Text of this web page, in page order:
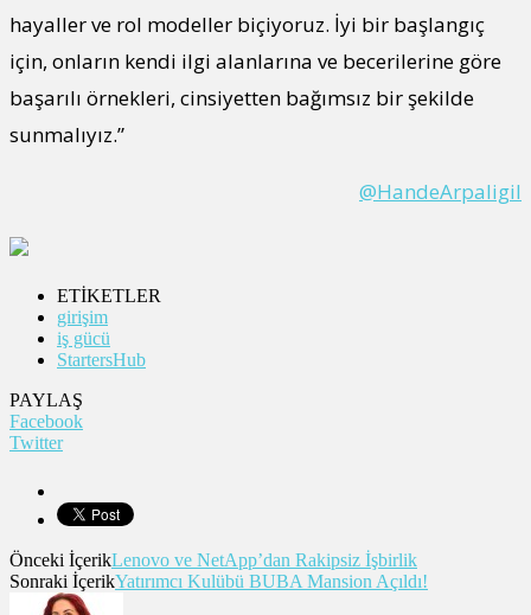
hayaller ve rol modeller biçiyoruz. İyi bir başlangıç
için, onların kendi ilgi alanlarına ve becerilerine göre
başarılı örnekleri, cinsiyetten bağımsız bir şekilde
sunmalıyız.”
@HandeArpaligil
ETİKETLER
girişim
iş gücü
StartersHub
PAYLAŞ
Facebook
Twitter
Önceki İçerikLenovo ve NetApp’dan Rakipsiz İşbirlik
Sonraki İçerikYatırımcı Kulübü BUBA Mansion Açıldı!